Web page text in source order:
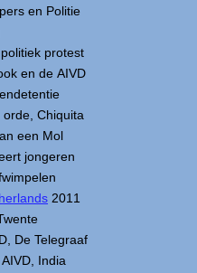
en Politie
protest
en de AIVD
Chiquita
een Mol
jongeren
2011
De Telegraaf
India